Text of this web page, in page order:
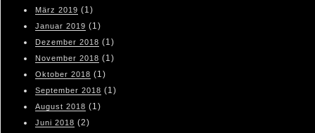
März 2019 (1)
Januar 2019 (1)
Dezember 2018 (1)
November 2018 (1)
Oktober 2018 (1)
September 2018 (1)
August 2018 (1)
Juni 2018 (2)